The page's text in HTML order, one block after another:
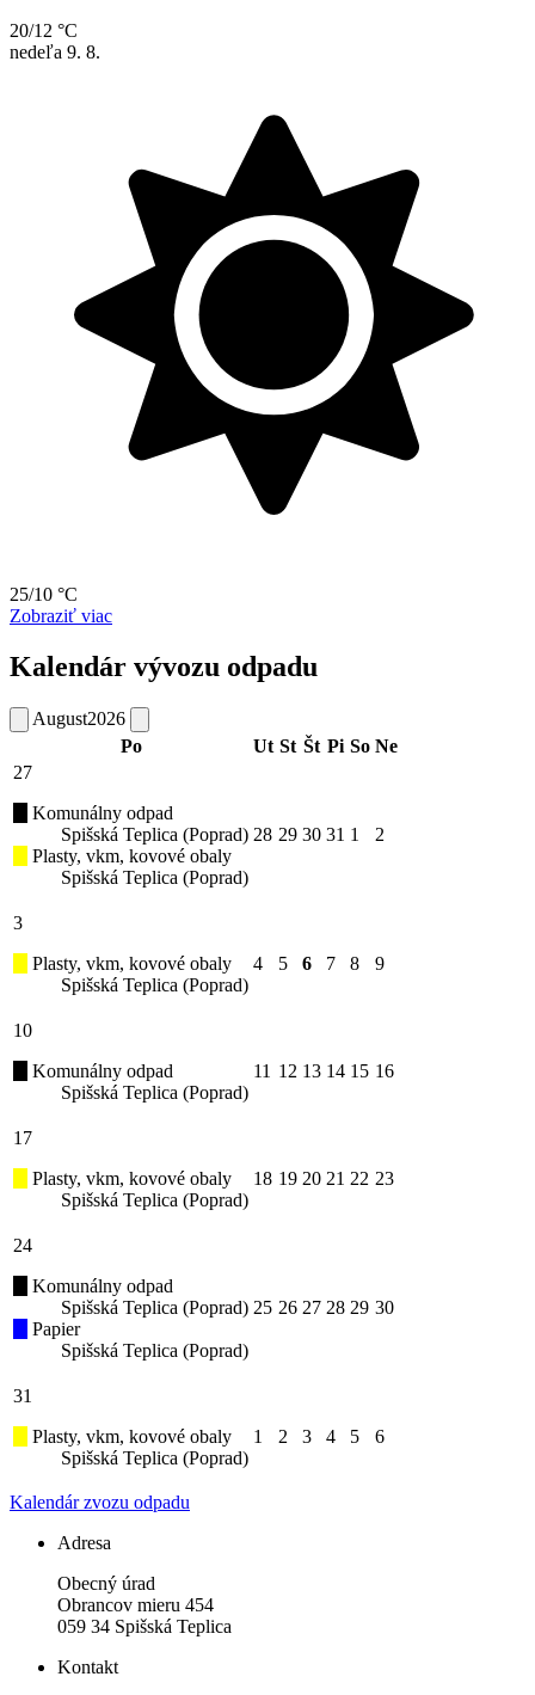
20/12 °C
nedeľa 9. 8.
25/10 °C
Zobraziť viac
Kalendár vývozu odpadu
August2026
Po
Ut St Št Pi So Ne
27
Komunálny odpad
Spišská Teplica (Poprad)
Plasty, vkm, kovové obaly
Spišská Teplica (Poprad)
28 29 30 31 1 2
3
Plasty, vkm, kovové obaly
Spišská Teplica (Poprad)
4 5 6 7 8 9
10
Komunálny odpad
Spišská Teplica (Poprad)
11 12 13 14 15 16
17
Plasty, vkm, kovové obaly
Spišská Teplica (Poprad)
18 19 20 21 22 23
24
Komunálny odpad
Spišská Teplica (Poprad)
Papier
Spišská Teplica (Poprad)
25 26 27 28 29 30
31
Plasty, vkm, kovové obaly
Spišská Teplica (Poprad)
1 2 3 4 5 6
Kalendár zvozu odpadu
Adresa
Obecný úrad
Obrancov mieru 454
059 34 Spišská Teplica
Kontakt